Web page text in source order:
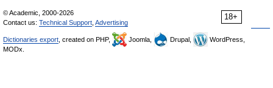
18+
© Academic, 2000-2026
Contact us: Technical Support Advertising
Dictionaries export , created on PHP, Joomla, Drupal,
WordPress,
MODx.